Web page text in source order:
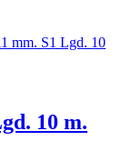
10 m.